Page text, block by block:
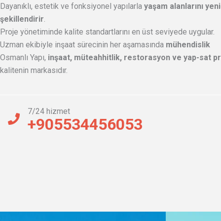
Dayanıklı, estetik ve fonksiyonel yapılarla yaşam alanlarını
şekillendirir.
Proje yönetiminde kalite standartlarını en üst seviyede uygular.
Uzman ekibiyle inşaat sürecinin her aşamasında mühendislik
Osmanlı Yapı, inşaat, müteahhitlik, restorasyon ve yap-sat
kalitenin markasıdır.
7/24 hizmet
+905534456053